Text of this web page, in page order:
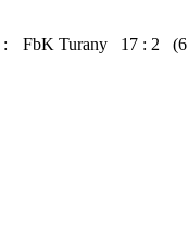
: FbK Turany 17 : 2